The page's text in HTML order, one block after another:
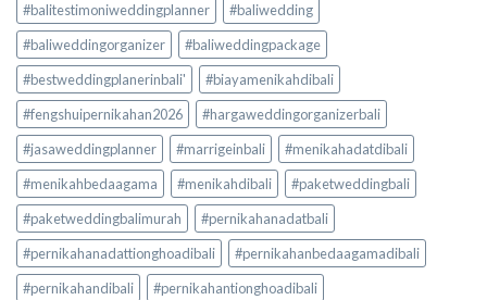
#balitestimoniweddingplanner
#baliwedding
#baliweddingorganizer
#baliweddingpackage
#bestweddingplanerinbali'
#biayamenikahdibali
#fengshuipernikahan2026
#hargaweddingorganizerbali
#jasaweddingplanner
#marrigeinbali
#menikahadatdibali
#menikahbedaagama
#menikahdibali
#paketweddingbali
#paketweddingbalimurah
#pernikahanadatbali
#pernikahanadattionghoadibali
#pernikahanbedaagamadibali
#pernikahandibali
#pernikahantionghoadibali